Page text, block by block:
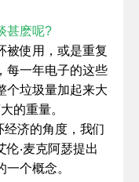
甚麽呢?
被使用，或是重复
每一年电子的这些
个垃圾量加起来大
的重量。
济的角度，我们
‧麦克阿瑟提出
个概念。